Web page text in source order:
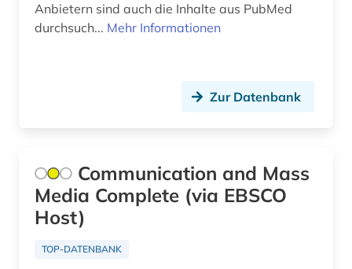
ausrüstung (1)
auswanderung (1)
autobiografie (2)
Anbietern sind auch die Inhalte aus PubMed
durchsuch... Mehr Informationen
Zur Datenbank
Communication and Mass
Media Complete (via EBSCO
Host)
TOP-DATENBANK